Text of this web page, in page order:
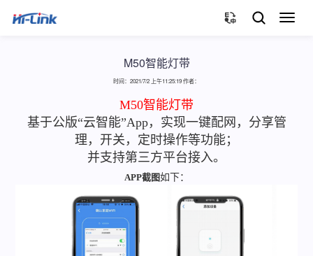
切
M50智能灯带
时间：2021/7/2 上午11:25:19 作者：
M50智能灯带
基于公版“云智能”App，实现一键配网，分享管
理，开关，定时操作等功能；
并支持第三方平台接入。
APP截图如下：